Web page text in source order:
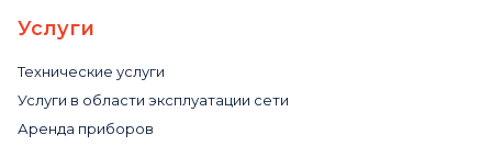
Услуги
Технические услуги
Услуги в области эксплуатации сети
Аренда приборов